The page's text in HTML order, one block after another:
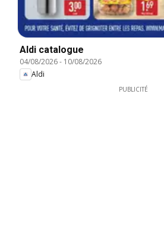
Aldi catalogue
04/08/2026- 10/08/2026
Aldi
PUBLICITÉ